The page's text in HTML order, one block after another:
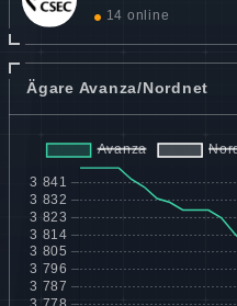
14 online
Ägare Avanza/Nordnet